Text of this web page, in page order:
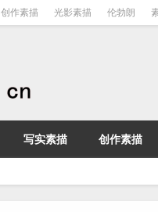
创作素描 光影素描 伦勃朗
写实素描 创作素描